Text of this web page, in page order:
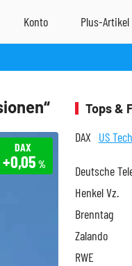
DAX
+0,05 %
Tops &
DAX US
Henkel Vz.
Brenntag
Zalando
RWE